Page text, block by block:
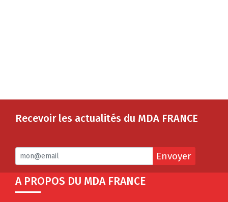
Recevoir les actualités du MDA FRANCE
Envoyer
A PROPOS DU MDA FRANCE